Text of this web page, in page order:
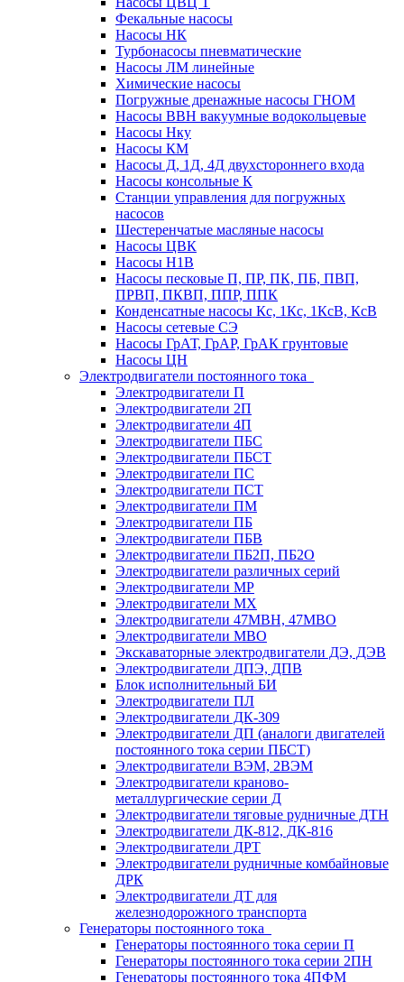
Фекальные насосы
Насосы НК
Турбонасосы пневматические
Насосы ЛМ линейные
Химические насосы
Погружные дренажные насосы ГНОМ
Насосы ВВН вакуумные водокольцевые
Насосы Нку
Насосы КМ
Насосы Д, 1Д, 4Д двухстороннего входа
Насосы консольные К
Станции управления для погружных
насосов
Шестеренчатые масляные насосы
Насосы ЦВК
Насосы Н1В
Насосы песковые П, ПР, ПК, ПБ, ПВП,
ПРВП, ПКВП, ППР, ППК
Конденсатные насосы Кс, 1Кс, 1КсВ, КсВ
Насосы сетевые СЭ
Насосы ГрАТ, ГрАР, ГрАК грунтовые
Насосы ЦН
Электродвигатели постоянного тока
Электродвигатели П
Электродвигатели 2П
Электродвигатели 4П
Электродвигатели ПБС
Электродвигатели ПБСТ
Электродвигатели ПС
Электродвигатели ПСТ
Электродвигатели ПМ
Электродвигатели ПБ
Электродвигатели ПБВ
Электродвигатели ПБ2П, ПБ2О
Электродвигатели различных серий
Электродвигатели МР
Электродвигатели MX
Электродвигатели 47MBH, 47МВО
Электродвигатели MBO
Экскаваторные электродвигатели ДЭ, ДЭВ
Электродвигатели ДПЭ, ДПВ
Блок исполнительный БИ
Электродвигатели ПЛ
Электродвигатели ДК-309
Электродвигатели ДП (аналоги двигателей
постоянного тока серии ПБСТ)
Электродвигатели ВЭМ, 2ВЭМ
Электродвигатели краново-
металлургические серии Д
Электродвигатели тяговые рудничные ДТН
Электродвигатели ДК-812, ДК-816
Электродвигатели ДРТ
Электродвигатели рудничные комбайновые
ДРК
Электродвигатели ДТ для
железнодорожного транспорта
Генераторы постоянного тока
Генераторы постоянного тока серии П
Генераторы постоянного тока серии 2ПН
Генераторы постоянного тока 4ПФМ